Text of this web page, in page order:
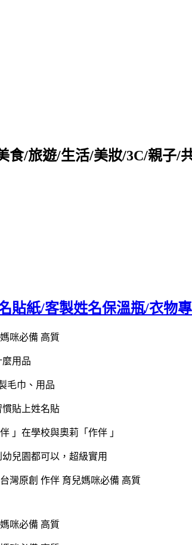
食/旅遊/生活/美妝/3C/親子/
貼紙/客製姓名保溫瓶/衣物
麼用品
毛巾、用品
貼上姓名貼
」在學校與奧莉「作伴 」
兒園都可以，超級實用